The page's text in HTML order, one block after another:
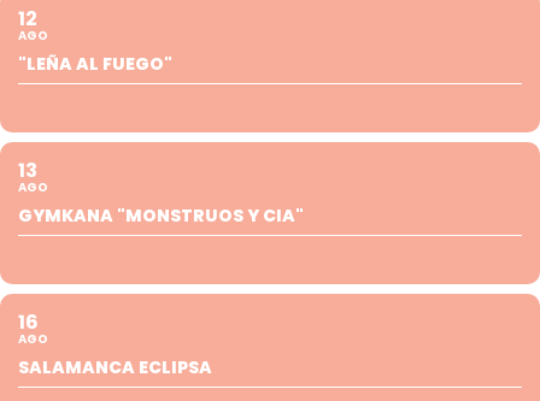
12
AGO
"LEÑA AL FUEGO"
13
AGO
GYMKANA "MONSTRUOS Y CIA"
16
AGO
SALAMANCA ECLIPSA